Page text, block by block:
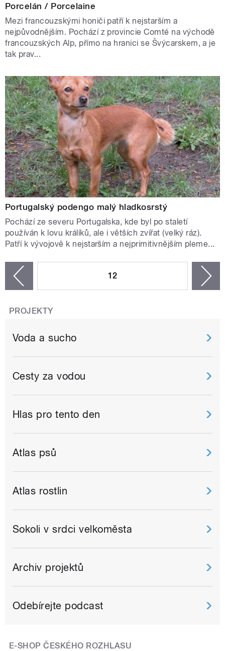
Porcelán / Porcelaine
Mezi francouzskými honiči patří k nejstarším a
nejpůvodnějším. Pochází z provincie Comté na východě
francouzských Alp, přímo na hranici se Švýcarskem, a je
tak prav...
Portugalský podengo malý hladkosrstý
Pochází ze severu Portugalska, kde byl po staletí
používán k lovu králíků, ale i větších zvířat (velký ráz).
Patří k vývojově k nejstarším a nejprimitivnějším pleme...
12
PROJEKTY
Voda a sucho
Cesty za vodou
Hlas pro tento den
Atlas psů
Atlas rostlin
Sokoli v srdci velkoměsta
Archiv projektů
Odebírejte podcast
E-SHOP ČESKÉHO ROZHLASU